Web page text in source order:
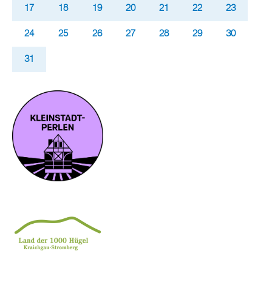
17 18 19 20 21 22 23
24 25 26 27 28 29 30
31